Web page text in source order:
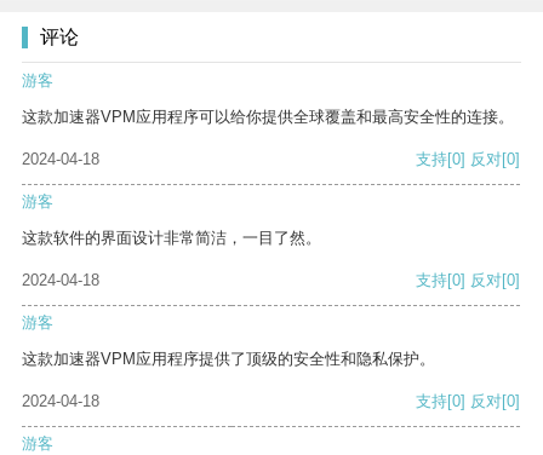
评论
游客
这款加速器VPM应用程序可以给你提供全球覆盖和最高安全性的连接。
2024-04-18 支持[0] 反对[0]
游客
这款软件的界面设计非常简洁，一目了然。
2024-04-18 支持[0] 反对[0]
游客
这款加速器VPM应用程序提供了顶级的安全性和隐私保护。
2024-04-18 支持[0] 反对[0]
游客